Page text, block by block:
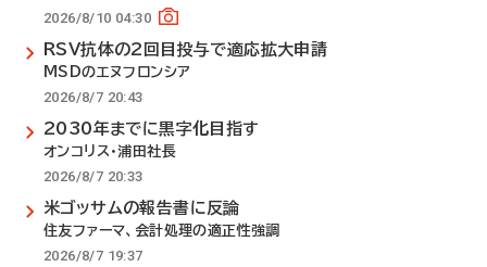
2026/8/10 04:30
RSV抗体の2回目投与で適応拡大申請
MSDのエヌフロンシア
2026/8/7 20:43
2030年までに黒字化目指す
オンコリス・浦田社長
2026/8/7 20:33
米ゴッサムの報告書に反論
住友ファーマ、会計処理の適正性強調
2026/8/7 19:37